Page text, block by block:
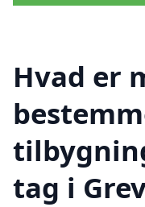
Hvad er
tag i